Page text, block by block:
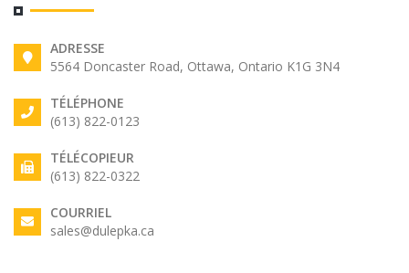
ADRESSE
5564 Doncaster Road, Ottawa, Ontario K1G 3N4
TÉLÉPHONE
(613) 822-0123
TÉLÉCOPIEUR
(613) 822-0322
COURRIEL
sales@dulepka.ca